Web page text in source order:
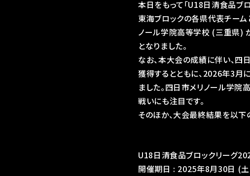
本日をもって「U18日清食品ブ
東海ブロックの各県代表チーム
ノール学院高等学校 (三重県)
となりました。
なお、本大会の成績に伴い、四
獲得するとともに、2026年3月
ました。四日市メリノール学院
戦いにも注目です。
そのほか、大会最終結果を以下
U18日清食品ブロックリーグ
開催期日 : 2025年8月30日 (